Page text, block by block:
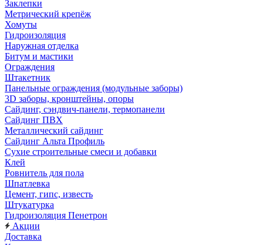
Заклепки
Метрический крепёж
Хомуты
Гидроизоляция
Наружная отделка
Битум и мастики
Ограждения
Штакетник
Панельные ограждения (модульные заборы)
3D заборы, кронштейны, опоры
Cайдинг, сэндвич-панели, термопанели
Сайдинг ПВХ
Металлический сайдинг
Сайдинг Альта Профиль
Сухие строительные смеси и добавки
Клей
Ровнитель для пола
Шпатлевка
Цемент, гипс, известь
Штукатурка
Гидроизоляция Пенетрон
Акции
Доставка